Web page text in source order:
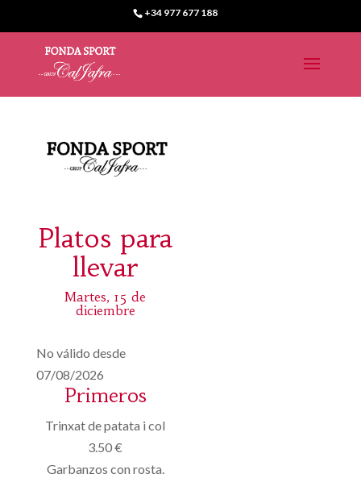
+34 977 677 188
Platos para
llevar
Martes, 15 de
diciembre
No válido desde
07/08/2026
Primeros
Trinxat de patata i col
3.50 €
Garbanzos con rosta.